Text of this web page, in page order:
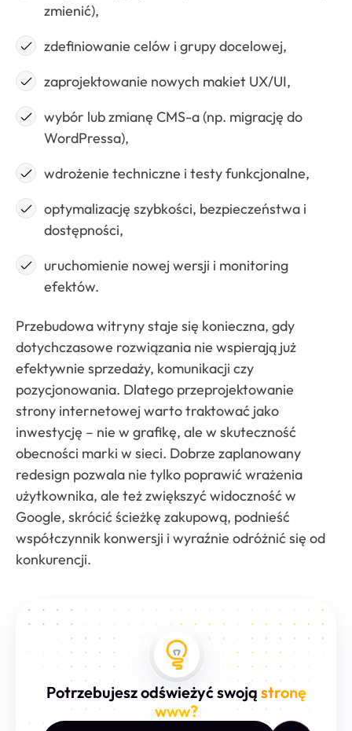
zmienić),
zdefiniowanie celów i grupy docelowej,
zaprojektowanie nowych makiet UX/UI,
wybór lub zmianę CMS-a (np. migrację do
WordPressa),
wdrożenie techniczne i testy funkcjonalne,
optymalizację szybkości, bezpieczeństwa i
dostępności,
uruchomienie nowej wersji i monitoring
efektów.
Przebudowa witryny staje się konieczna, gdy
dotychczasowe rozwiązania nie wspierają już
efektywnie sprzedaży, komunikacji czy
pozycjonowania. Dlatego przeprojektowanie
strony internetowej warto traktować jako
inwestycję – nie w grafikę, ale w skuteczność
obecności marki w sieci. Dobrze zaplanowany
redesign pozwala nie tylko poprawić wrażenia
użytkownika, ale też zwiększyć widoczność w
Google, skrócić ścieżkę zakupową, podnieść
współczynnik konwersji i wyraźnie odróżnić się od
konkurencji.
Potrzebujesz odświeżyć swoją stronę
www?